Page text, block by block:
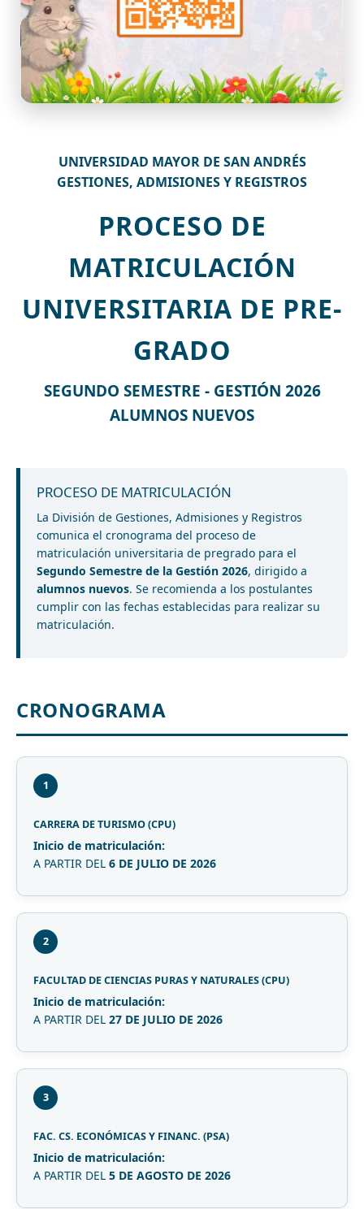
UNIVERSIDAD MAYOR DE SAN ANDRÉS
GESTIONES, ADMISIONES Y REGISTROS
PROCESO DE
MATRICULACIÓN
UNIVERSITARIA DE PRE-
GRADO
SEGUNDO SEMESTRE - GESTIÓN 2026
ALUMNOS NUEVOS
PROCESO DE MATRICULACIÓN
La División de Gestiones, Admisiones y Registros
comunica el cronograma del proceso de
matriculación universitaria de pregrado para el
Segundo Semestre de la Gestión 2026, dirigido a
alumnos nuevos. Se recomienda a los postulantes
cumplir con las fechas establecidas para realizar su
matriculación.
CRONOGRAMA
1
CARRERA DE TURISMO (CPU)
Inicio de matriculación:
A PARTIR DEL 6 DE JULIO DE 2026
2
FACULTAD DE CIENCIAS PURAS Y NATURALES (CPU)
Inicio de matriculación:
A PARTIR DEL 27 DE JULIO DE 2026
3
FAC. CS. ECONÓMICAS Y FINANC. (PSA)
Inicio de matriculación:
A PARTIR DEL 5 DE AGOSTO DE 2026